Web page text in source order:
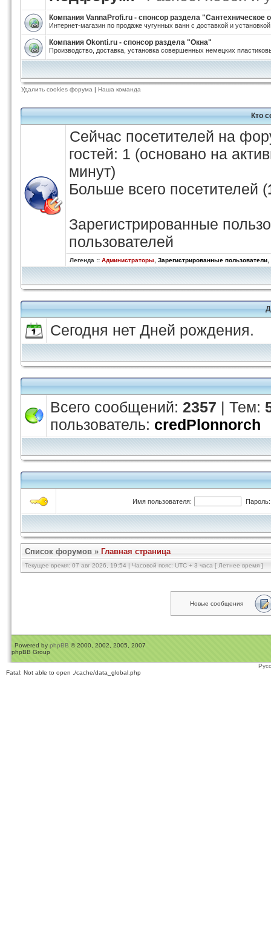
Компания VannaProfi.ru - спонсор раздела "Сантехническое
Интернет-магазин по продаже чугунных ванн с доставкой и
Компания Okonti.ru - спонсор раздела "Окна"
Производство, доставка, установка совершенных немецких
Удалить cookies форума | Наша команда
Кто
Сейчас посетителей на
гостей: 1 (основано на
минут)
Больше всего посетителей (
Зарегистрированные
пользователей
Легенда :: Администраторы Зарегистрированные пользователи
Сегодня нет Дней рождения.
Всего сообщений: 2357 | Тем:
пользователь: credPlonnorch
Имя пользователя: Пароль:
Список форумов » Главная страница
Текущее время: 07 авг 2026, 19:54 | Часовой пояс: UTC + 3 часа [ Летнее время ]
Новые сообщения
Powered by phpBB © 2000, 2002, 2005, 2007
phpBB Group
Fatal: Not able to open ./cache/data_global.php